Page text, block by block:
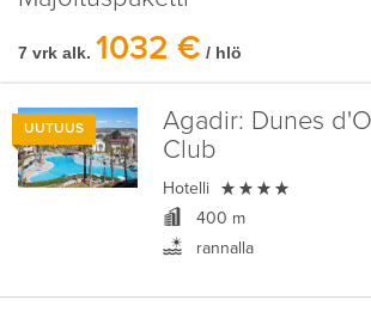
7 vrk alk. 1032 € / hlö
UUTUUS Agadir: Dunes
Club
Hotelli 
400 m
rannalla